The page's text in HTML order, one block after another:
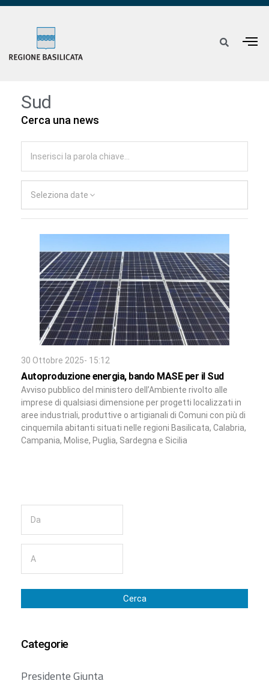
Sud
Cerca una news
Seleziona date
30 Ottobre 2025- 15:12
Autoproduzione energia, bando MASE per il Sud
Avviso pubblico del ministero dell’Ambiente rivolto alle
imprese di qualsiasi dimensione per progetti localizzati in
aree industriali, produttive o artigianali di Comuni con più di
cinquemila abitanti situati nelle regioni Basilicata, Calabria,
Campania, Molise, Puglia, Sardegna e Sicilia
Cerca
Categorie
Presidente Giunta